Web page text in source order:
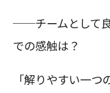
──チームとして
での感触は？
「解りやすい一